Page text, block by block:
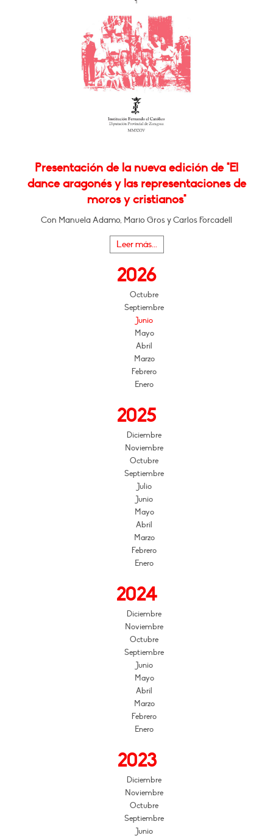
Presentación de la nueva edición de "El
dance aragonés y las representaciones de
moros y cristianos"
Con Manuela Adamo, Mario Gros y Carlos Forcadell
Leer más...
2026
Octubre
Septiembre
Junio
Mayo
Abril
Marzo
Febrero
Enero
2025
Diciembre
Noviembre
Octubre
Septiembre
Julio
Junio
Mayo
Abril
Marzo
Febrero
Enero
2024
Diciembre
Noviembre
Octubre
Septiembre
Junio
Mayo
Abril
Marzo
Febrero
Enero
2023
Diciembre
Noviembre
Octubre
Septiembre
Junio